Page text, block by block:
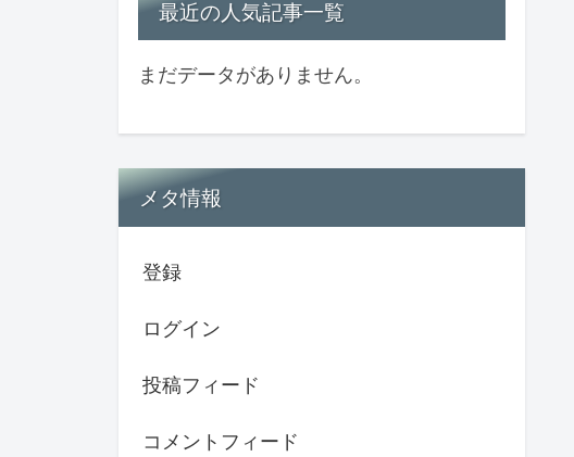
最近の人気記事一覧
まだデータがありません。
メタ情報
登録
ログイン
投稿フィード
コメントフィード